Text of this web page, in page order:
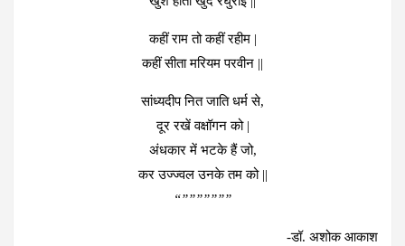
कहीं राम तो कहीं रहीम |
कहीं सीता मरियम परवीन ||
सांध्यदीप नित जाति धर्म से,
दूर रखें वक्षॉगन को |
अंधकार में भटके हैं जो,
कर उज्ज्वल उनके तम को ||
“”””””””
-डॉ. अशोक आकाश